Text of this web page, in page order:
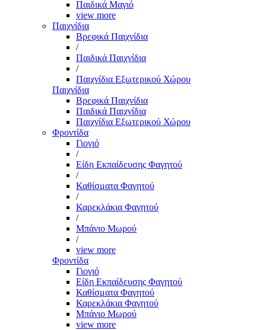
Παιδικά Μαγιό
view more
Παιχνίδια
Βρεφικά Παιχνίδια
/
Παιδικά Παιχνίδια
/
Παιχνίδια Εξωτερικού Χώρου
Παιχνίδια
Βρεφικά Παιχνίδια
Παιδικά Παιχνίδια
Παιχνίδια Εξωτερικού Χώρου
Φροντίδα
Γιογιό
/
Είδη Εκπαίδευσης Φαγητού
/
Καθίσματα Φαγητού
/
Καρεκλάκια Φαγητού
/
Μπάνιο Μωρού
/
view more
Φροντίδα
Γιογιό
Είδη Εκπαίδευσης Φαγητού
Καθίσματα Φαγητού
Καρεκλάκια Φαγητού
Μπάνιο Μωρού
view more